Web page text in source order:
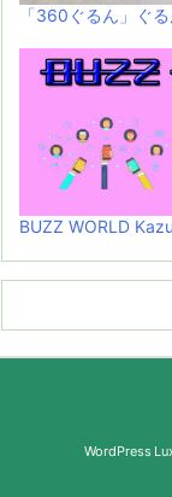
「360ぐるん」ぐ
BUZZ WORLD
WordPress